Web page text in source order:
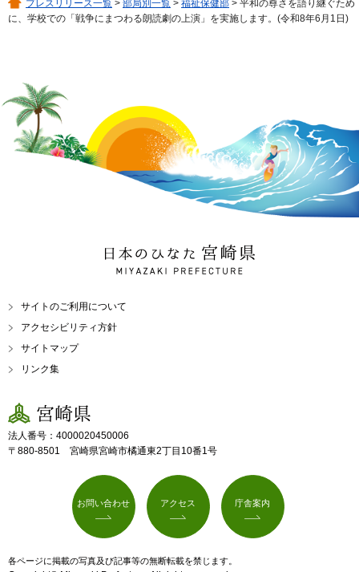
プレスリリース一覧 > 部局別一覧 > 福祉保健部 > 平和の尊さを語り継ぐため
に、学校での「戦争にまつわる朗読劇の上演」を実施します。(令和8年6月1日)
日本のひなた 宮崎県
MIYAZAKI PREFECTURE
サイトのご利用について
アクセシビリティ方針
サイトマップ
リンク集
宮崎県
法人番号：4000020450006
〒880-8501 宮崎県宮崎市橘通東2丁目10番1号
お問い合わせ アクセス 庁舎案内
各ページに掲載の写真及び記事等の無断転載を禁じます。